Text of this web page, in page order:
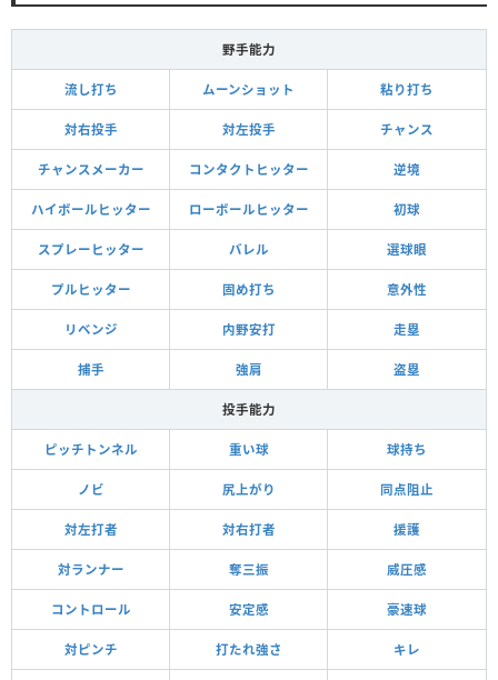
野手能力
流し打ち ムーンショット 粘り打ち
対右投手 対左投手 チャンス
チャンスメーカー コンタクトヒッター 逆境
ハイボールヒッター ローボールヒッター 初球
スプレーヒッター バレル 選球眼
プルヒッター 固め打ち 意外性
リベンジ 内野安打 走塁
捕手 強肩 盗塁
投手能力
ピッチトンネル 重い球 球持ち
ノビ 尻上がり 同点阻止
対左打者 対右打者 援護
対ランナー 奪三振 威圧感
コントロール 安定感 豪速球
対ピンチ 打たれ強さ キレ